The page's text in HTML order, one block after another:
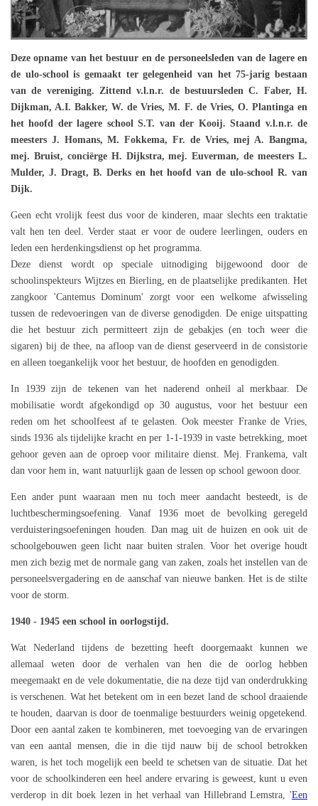
Deze opname van het bestuur en de personeelsleden van de lagere en
de ulo-school is gemaakt ter gelegenheid van het 75-jarig bestaan
van de vereniging. Zittend v.l.n.r. de bestuursleden C. Faber, H.
Dijkman, A.I. Bakker, W. de Vries, M. F. de Vries, O. Plantinga en
het hoofd der lagere school S.T. van der Kooij. Staand v.l.n.r. de
meesters J. Homans, M. Fokkema, Fr. de Vries, mej A. Bangma,
mej. Bruist, conciërge H. Dijkstra, mej. Euverman, de meesters L.
Mulder, J. Dragt, B. Derks en het hoofd van de ulo-school R. van
Dijk.
Geen echt vrolijk feest dus voor de kinderen, maar slechts een traktatie
valt hen ten deel. Verder staat er voor de oudere leerlingen, ouders en
leden een herdenkingsdienst op het programma.
Deze dienst wordt op speciale uitnodiging bijgewoond door de
schoolinspekteurs Wijtzes en Bierling, en de plaatselijke predikanten. Het
zangkoor 'Cantemus Dominum' zorgt voor een welkome afwisseling
tussen de redevoeringen van de diverse genodigden. De enige uitspatting
die het bestuur zich permitteert zijn de gebakjes (en toch weer die
sigaren) bij de thee, na afloop van de dienst geserveerd in de consistorie
en alleen toegankelijk voor het bestuur, de hoofden en genodigden.
In 1939 zijn de tekenen van het naderend onheil al merkbaar. De
mobilisatie wordt afgekondigd op 30 augustus, voor het bestuur een
reden om het schoolfeest af te gelasten. Ook meester Franke de Vries,
sinds 1936 als tijdelijke kracht en per 1-1-1939 in vaste betrekking, moet
gehoor geven aan de oproep voor militaire dienst. Mej. Frankema, valt
dan voor hem in, want natuurlijk gaan de lessen op school gewoon door.
Een ander punt waaraan men nu toch meer aandacht besteedt, is de
luchtbeschermingsoefening. Vanaf 1936 moet de bevolking geregeld
verduisteringsoefeningen houden. Dan mag uit de huizen en ook uit de
schoolgebouwen geen licht naar buiten stralen. Voor het overige houdt
men zich bezig met de normale gang van zaken, zoals het instellen van de
personeelsvergadering en de aanschaf van nieuwe banken. Het is de stilte
voor de storm.
1940 - 1945 een school in oorlogstijd.
Wat Nederland tijdens de bezetting heeft doorgemaakt kunnen we
allemaal weten door de verhalen van hen die de oorlog hebben
meegemaakt en de vele dokumentatie, die na deze tijd van onderdrukking
is verschenen. Wat het betekent om in een bezet land de school draaiende
te houden, daarvan is door de toenmalige bestuurders weinig opgetekend.
Door een aantal zaken te kombineren, met toevoeging van de ervaringen
van een aantal mensen, die in die tijd nauw bij de school betrokken
waren, is het toch mogelijk een beeld te schetsen van de situatie. Dat het
voor de schoolkinderen een heel andere ervaring is geweest, kunt u even
verderop in dit boek lezen in het verhaal van Hillebrand Lemstra, 'Een